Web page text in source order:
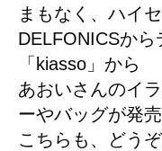
まもなく、ハイ
DELFONICSか
「kiasso」から
あおいさんのイ
ーやバッグが発
こちらも、どう